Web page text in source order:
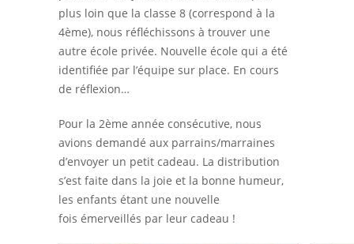
plus loin que la classe 8 (correspond à la
4ème), nous réfléchissons à trouver une
autre école privée. Nouvelle école qui a été
identifiée par l’équipe sur place. En cours
de réflexion…
Pour la 2ème année consécutive, nous
avions demandé aux parrains/marraines
d’envoyer un petit cadeau. La distribution
s’est faite dans la joie et la bonne humeur,
les enfants étant une nouvelle
fois émerveillés par leur cadeau !